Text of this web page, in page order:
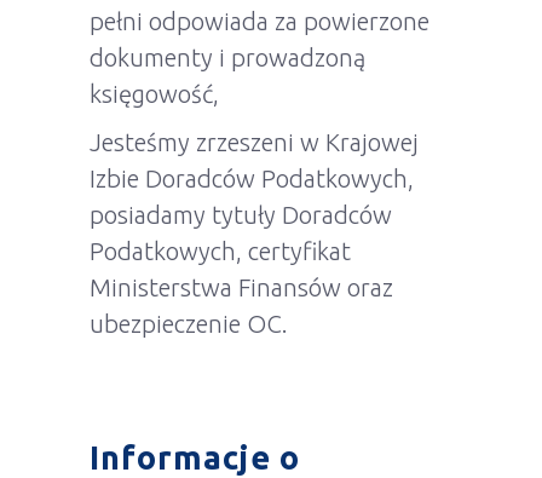
pełni odpowiada za powierzone
dokumenty i prowadzoną
księgowość,
Jesteśmy zrzeszeni w Krajowej
Izbie Doradców Podatkowych,
posiadamy tytuły Doradców
Podatkowych, certyfikat
Ministerstwa Finansów oraz
ubezpieczenie OC.
Informacje o